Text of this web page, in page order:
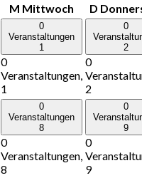
M Mittwoch D
0
Veranstaltungen
1
0
Veranstaltungen,
1
0
2
0
2
0
Veranstaltungen
8
0
Veranstaltungen,
8
0
9
0
9